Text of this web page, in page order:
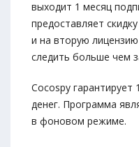
выходит 1 месяц
предоставляет
и на вторую
следить больше чем
Cocospy гарантирует
денег. Программа
в фоновом режиме.